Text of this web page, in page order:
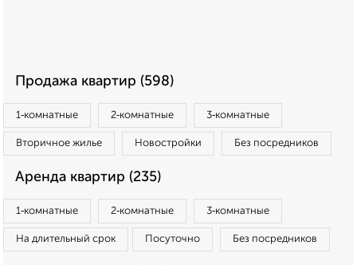
Продажа квартир (598)
1‑комнатные 2‑комнатные 3‑комнатные
Вторичное жилье Новостройки Без посредников
Аренда квартир (235)
1‑комнатные 2‑комнатные 3‑комнатные
На длительный срок Посуточно Без посредников